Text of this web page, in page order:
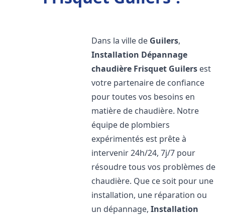
Dans la ville de Guilers,
Installation Dépannage
chaudière Frisquet Guilers est
votre partenaire de confiance
pour toutes vos besoins en
matière de chaudière. Notre
équipe de plombiers
expérimentés est prête à
intervenir 24h/24, 7j/7 pour
résoudre tous vos problèmes de
chaudière. Que ce soit pour une
installation, une réparation ou
un dépannage,Installation